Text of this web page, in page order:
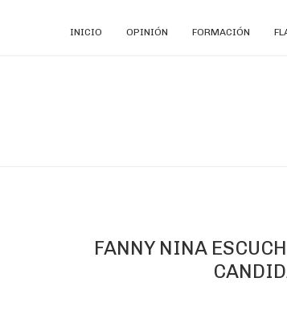
INICIO OPINIÓN FORMACIÓN
FANNY NINA